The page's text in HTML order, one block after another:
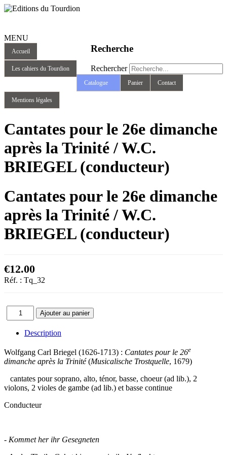
Recherche
Rechercher
MENU
Accueil
Les cahiers du Tourdion
Catalogue Panier Contact
Mentions légales
Cantates pour le 26e dimanche
après la Trinité / W.C.
BRIEGEL (conducteur)
Cantates pour le 26e dimanche
après la Trinité / W.C.
BRIEGEL (conducteur)
€12.00
Réf. : Tq_32
Description
Wolfgang Carl Briegel (1626-1713) : Cantates pour le 26e
dimanche après la Trinité(Musicalische Trostquelle, 1679)
cantates pour soprano, alto, ténor, basse, choeur (ad lib.), 2
violons, 2 violes de gambe (ad lib.) et basse continue
Conducteur
- Kommet her ihr Gesegneten